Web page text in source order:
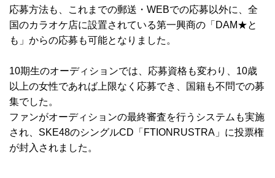
応募方法も、これまでの郵送・WEBでの応募以外に、全
国のカラオケ店に設置されている第一興商の「DAM★と
も」からの応募も可能となりました。
10期生のオーディションでは、応募資格も変わり、10歳
以上の女性であれば上限なく応募でき、国籍も不問での募
集でした。
ファンがオーディションの最終審査を行うシステムも実施
され、SKE48のシングルCD「FTIONRUSTRA」に投票権
が封入されました。